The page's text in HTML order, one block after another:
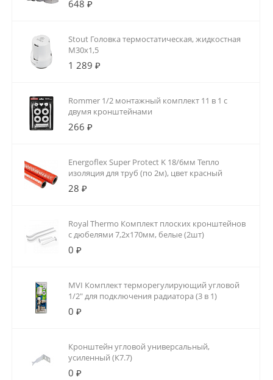
648 ₽
Stout Головка термостатическая, жидкостная
M30x1,5
1 289 ₽
Rommer 1/2 монтажный комплект 11 в 1 с
двумя кронштейнами
266 ₽
Energoflex Super Protect K 18/6мм Тепло
изоляция для труб (по 2м), цвет красный
28 ₽
Royal Thermo Комплект плоских кронштейнов
с дюбелями 7,2х170мм, белые (2шт)
0 ₽
MVI Комплект терморегулирующий угловой
1/2" для подключения радиатора (3 в 1)
0 ₽
Кронштейн угловой универсальный,
усиленный (К7.7)
0 ₽